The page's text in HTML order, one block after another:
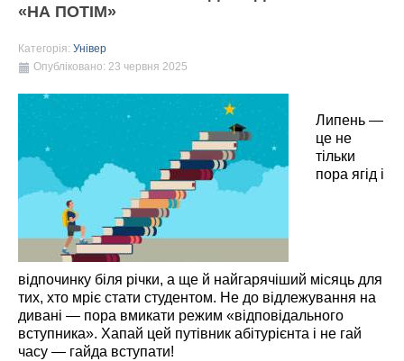
«НА ПОТІМ»
Категорія: Універ
Опубліковано: 23 червня 2025
Липень —
це не
тільки
пора ягід і
відпочинку біля річки, а ще й найгарячіший місяць для
тих, хто мріє стати студентом. Не до відлежування на
дивані — пора вмикати режим «відповідального
вступника». Хапай цей путівник абітурієнта і не гай
часу — гайда вступати!